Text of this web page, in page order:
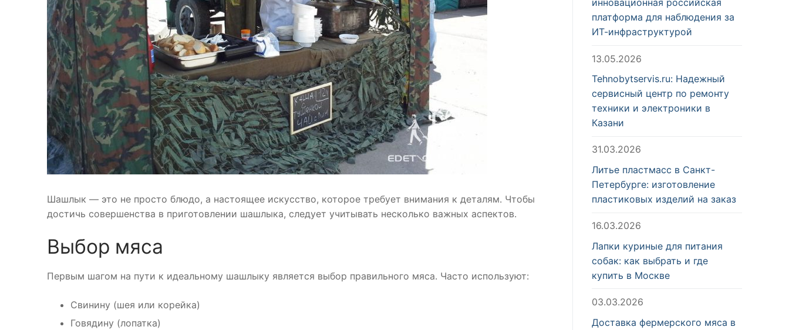
Шашлык — это не просто блюдо, а настоящее искусство, которое требует внимания к деталям. Чтобы
достичь совершенства в приготовлении шашлыка, следует учитывать несколько важных аспектов.
Выбор мяса
Первым шагом на пути к идеальному шашлыку является выбор правильного мяса. Часто используют:
Свинину (шея или корейка)
Говядину (лопатка)
инновационная российская
платформа для наблюдения за
ИТ-инфраструктурой
13.05.2026
Tehnobytservis.ru: Надежный
сервисный центр по ремонту
техники и электроники в
Казани
31.03.2026
Литье пластмасс в Санкт-
Петербурге: изготовление
пластиковых изделий на заказ
16.03.2026
Лапки куриные для питания
собак: как выбрать и где
купить в Москве
03.03.2026
Доставка фермерского мяса в